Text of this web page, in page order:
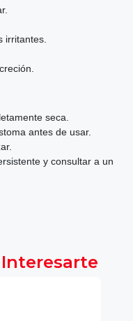
irritantes.
seca.
antes de usar.
y consultar a un